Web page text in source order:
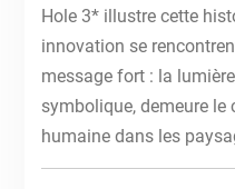
Hole 3* illustre cette
innovation se
message fort : la
symbolique, demeure
humaine dans les